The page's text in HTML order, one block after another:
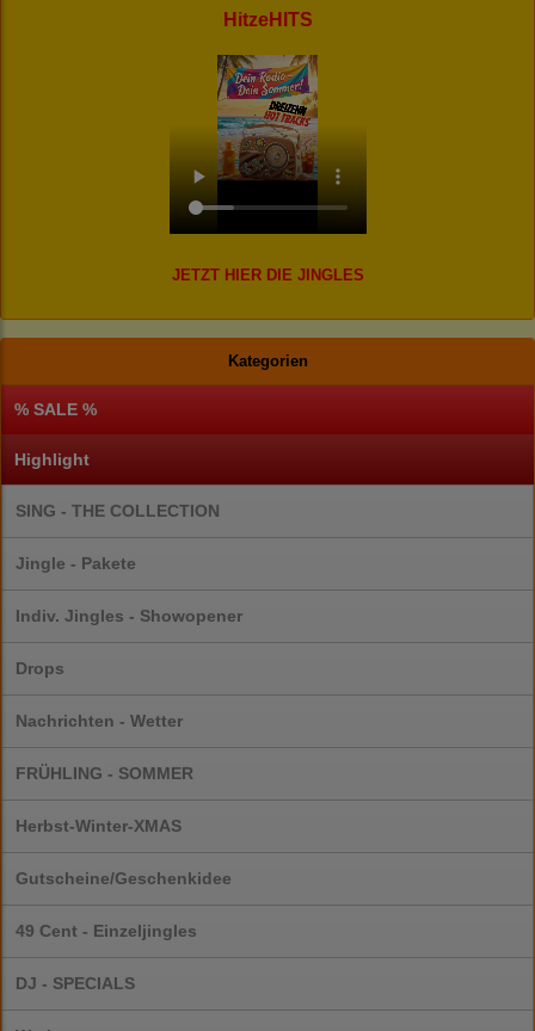
HitzeHITS
JETZT HIER DIE JINGLES
Kategorien
% SALE %
Highlight
SING - THE COLLECTION
Jingle - Pakete
Indiv. Jingles - Showopener
Drops
Nachrichten - Wetter
FRÜHLING - SOMMER
Herbst-Winter-XMAS
Gutscheine/Geschenkidee
49 Cent - Einzeljingles
DJ - SPECIALS